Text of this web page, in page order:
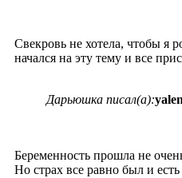
Свекровь не хотела, чтобы я
начался на эту тему и все
Дарьюшка писал(а):
Беременность прошла не
Но страх все равно был и